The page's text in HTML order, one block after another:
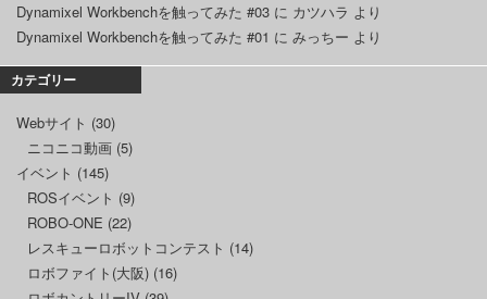
Dynamixel Workbenchを触ってみた #03 に カツハラ より
Dynamixel Workbenchを触ってみた #01 に みっちー より
カテゴリー
Webサイト (30)
ニコニコ動画 (5)
イベント (145)
ROSイベント (9)
ROBO-ONE (22)
レスキューロボットコンテスト (14)
ロボファイト(大阪) (16)